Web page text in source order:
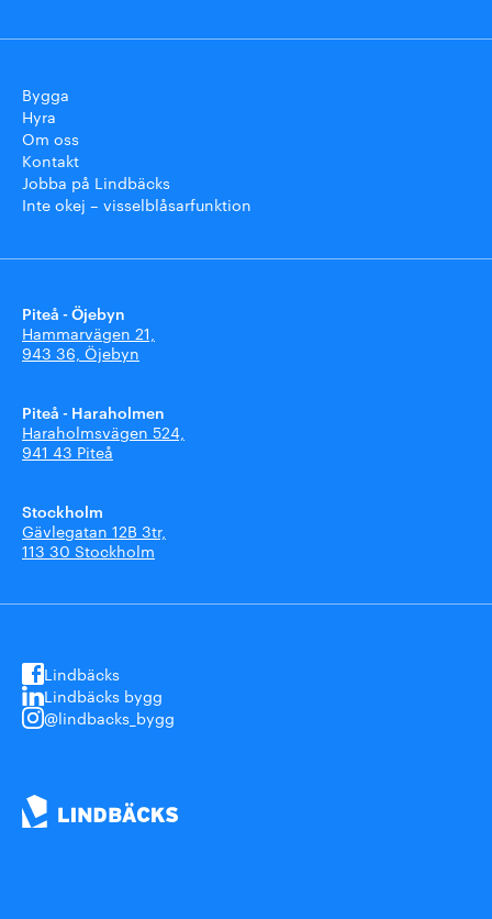
Bygga
Hyra
Om oss
Kontakt
Jobba på Lindbäcks
Inte okej – visselblåsarfunktion
Piteå - Öjebyn
Hammarvägen 21,
943 36, Öjebyn
Piteå - Haraholmen
Haraholmsvägen 524,
941 43 Piteå
Stockholm
Gävlegatan 12B 3tr,
113 30 Stockholm
Lindbäcks
Lindbäcks bygg
@lindbacks_bygg